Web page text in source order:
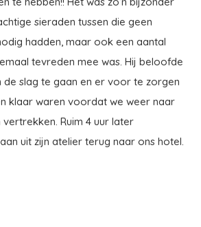
sieraden tussen die geen
hadden, maar ook een aantal
tevreden mee was. Hij beloofde
de slag te gaan en er voor te zorgen
klaar waren voordat we weer naar
Ruim 4 uur later
uit zijn atelier terug naar ons hotel.